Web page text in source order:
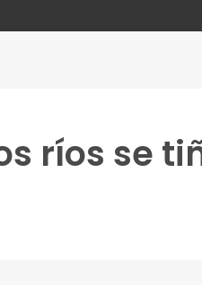
ríos se